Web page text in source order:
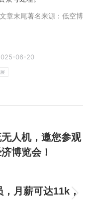
章末尾著名来源：低空博
06-20
人机，邀您参观
博览会！
月薪可达11k，